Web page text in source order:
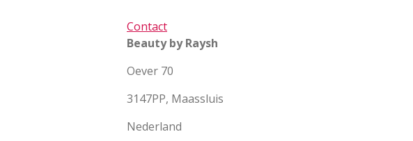
Contact
Beauty by Raysh
Oever 70
3147PP, Maassluis
Nederland